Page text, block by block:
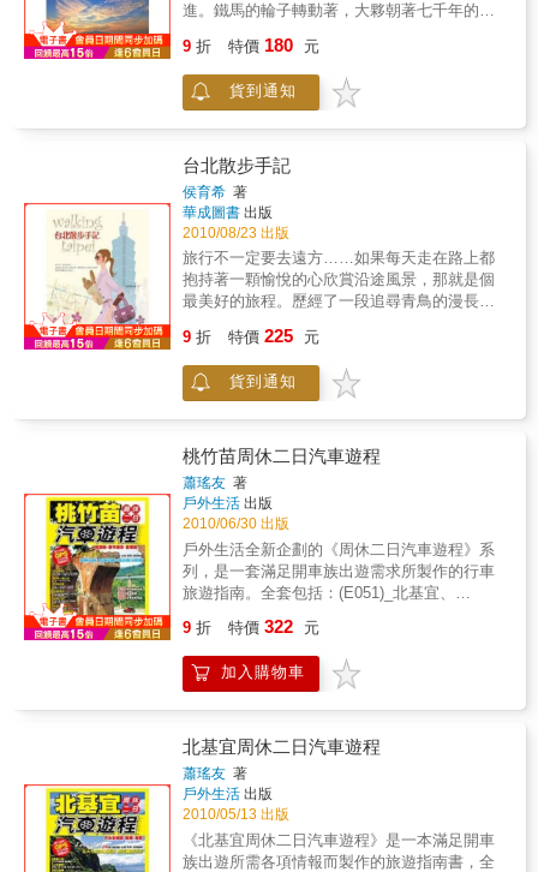
進。鐵馬的輪子轉動著，大夥朝著七千年的史
行。人們乘風而來，又逐浪花而逝；歸人來，
過客去。歸人離，過客留。月落日升，傳奇成
為傳說。大河淌淌，觀音山依舊雲霧飄渺……
史留傳，這裡的故事還在繼續……
9 折 特價 180 元
貨到通知
台北散步手記
侯育希 著
華成圖書 出版
2010/08/23 出版
旅行不一定要去遠方……如果每天走在路上都
抱持著一顆愉悅的心欣賞沿途風景，那就是個
最美好的旅程。歷經了一段追尋青鳥的漫長旅
在的心情」，而不在那「神祕美麗的遠方」。
是呀！我的夢想一直是遙遠的、美麗的、要繞
地球半圈才能抵達的城市，對近在咫尺的台北
轉變之後，我決定放空一切，把熟悉的台北當
成一個陌生城市來研究，也有了寫、繪台北的
計畫——重新蒐集資料、規劃路線、實地走
訪、攝影、寫文，然後把重要景物一筆一筆畫
出來。終於完成了九條台北適合漫遊的路線，
以及沿途景點介紹。我想，名為「故鄉」的城
市，是世上獨一無二的，也是能夠給予最多養
分和記憶的地方。唯有懂得欣賞自己腳下的土
地，才能在天涯海角發掘每段旅程的真正意
方便讀者規劃屬於自己的散步路線。2.詳列店
家地點資訊，輕鬆簡單按圖索驥散步台北。
9 折 特價 225 元
貨到通知
桃竹苗周休二日汽車遊程
蕭瑤友 著
戶外生活 出版
2010/06/30 出版
戶外生活全新企劃的《周休二日汽車遊程》系
列，是一套滿足開車族出遊需求所製作的行車
旅遊指南。全套包括：(E051)_北基宜、
灣、(E055)_花東離島共5冊。書中提供實用的
旅遊動線、里程數，並繪製簡易好用的指南
圖，加強標示各地路況，及加油站、停車場等
9 折 特價 322 元
加入購物車
北基宜周休二日汽車遊程
蕭瑤友 著
戶外生活 出版
2010/05/13 出版
《北基宜周休二日汽車遊程》是一本滿足開車
族出遊所需各項情報而製作的旅遊指南書，全